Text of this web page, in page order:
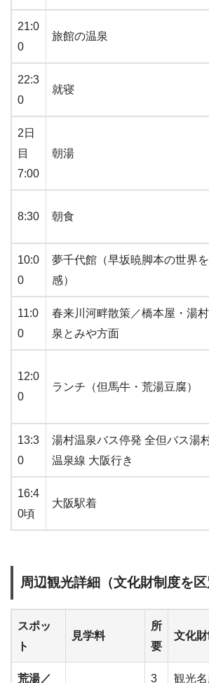
21:0
0
旅館の温泉
22:3
0
就寝
2日
目
7:00
朝湯
8:30 朝食
10:0
0
夢千代館（早坂暁脚本の世界
感）
11:0
0
春来川河畔散策／橋本屋・湯
泉とみや方面
12:0
0
ランチ（但馬牛・荒湯豆腐）
13:3
0
湯村温泉バス停発 全但バス湯
温泉線 大阪行き
16:4
0頃
大阪駅着
周辺観光詳細（文化財制度を区
スポッ
ト
見学料
所
要
文化
荒湯／ 3 観光